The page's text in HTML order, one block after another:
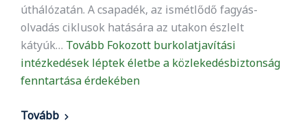
úthálózatán. A csapadék, az ismétlődő fagyás-
olvadás ciklusok hatására az utakon észlelt
kátyúk… Tovább Fokozott burkolatjavítási
intézkedések léptek életbe a közlekedésbiztonság
fenntartása érdekében
Tovább